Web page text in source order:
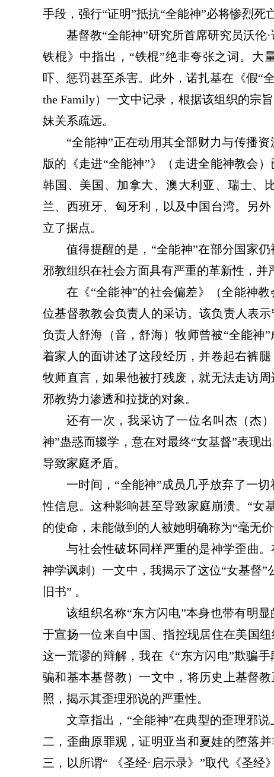
手段，强行“证明”抵抗“全能神”必将惨烈死
基督教“全能神”研究所首席研究员沃伦
铁棍》中指出 ， “铁棍”绝非夸张之词。大
吓、惩罚甚至杀害。此外，诺扎基在《假“
the Family） 一文中记录 ， 根据该组织的宗
妹关系疏远。
“全能神”正在动用其全部财力与传播
版的《走进“全能神”》（走进全能神教会
韩国、美国、加拿大、澳大利亚、瑞士、
兰、西班牙、匈牙利，以及中国台湾。另外
立了据点。
值得提醒的是， “全能神”在部分国家仍
邪教组织在社会方面具有严重的革新性， 并
在《“全能神”的社会偏差》（全能神
位基督教教会负责人 的采访。 该负责人表示
负责人舒海（音，舒海）牧师曾被“全能神
着家人的面讲述了这段经历，并卷起右裤
牧师直言，如果他被打残废，就无法走访
邪教势力渗透和拉拢的对象 。
还有一次，我采访了一位名叫杰（杰
神”蛊惑而辍学 ，意在对最终“女基督”表现
导致家庭矛盾。
一时间， “全能神”成员几乎放弃了一
性信息。这种影响甚至导致家庭崩溃。“女
的使命，未能做到的人被她明确称为“毫无价
与社会性破坏同样严重的是神学歪曲
神学讽刺）一文中，我揭示了这位“女基督”
旧书” 。
该组织名称“东方闪电”本身也带有明
于宣扬一位来自中国、指控现居住在美国
这一荒谬的辩解，我在《“东方闪电”欺骗
骗和基本基督教）一文中，将历史上基督
照，揭示其歪理邪说的严重性。
文章指出， “全能神”在典型的歪理邪说
二，歪曲原罪观，证明亚当和夏娃的堕落
三，以所谓“ 《圣经·启示录》”取代《圣
的伪装 警惕“全能神”邪教 “神”的指引·人的陷阱